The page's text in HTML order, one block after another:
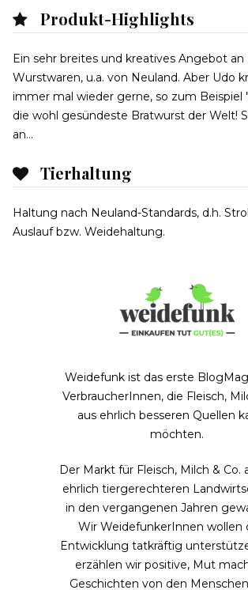
Produkt-Highlights
Ein sehr breites und kreatives Angebot an
Wurstwaren, u.a. von Neuland. Aber Udo
immer mal wieder gerne, so zum Beispiel
die wohl gesündeste Bratwurst der Welt!
an...
Tierhaltung
Haltung nach Neuland-Standards, d.h.
Auslauf bzw. Weidehaltung.
Weidefunk ist das erste
VerbraucherInnen, die Fleisch,
aus ehrlich besseren Quellen
möchten.
Der Markt für Fleisch, Milch & Co.
ehrlich tiergerechteren
in den vergangenen Jahren
Wir WeidefunkerInnen wollen
Entwicklung tatkräftig
erzählen wir positive, Mut
Geschichten von den